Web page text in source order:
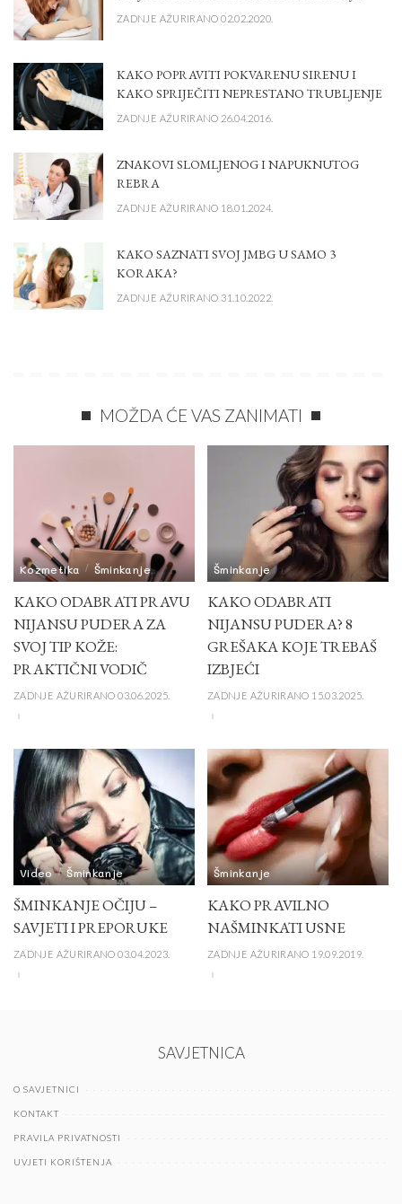
ZADNJE AŽURIRANO 02.02.2020.
KAKO POPRAVITI POKVARENU SIRENU I
KAKO SPRIJEČITI NEPRESTANO TRUBLJENJE
ZADNJE AŽURIRANO 26.04.2016.
ZNAKOVI SLOMLJENOG I NAPUKNUTOG
REBRA
ZADNJE AŽURIRANO 18.01.2024.
KAKO SAZNATI SVOJ JMBG U SAMO 3
KORAKA?
ZADNJE AŽURIRANO 31.10.2022.
MOŽDA ĆE VAS ZANIMATI
Kozmetika Šminkanje
KAKO ODABRATI PRAVU
NIJANSU PUDERA ZA
SVOJ TIP KOŽE:
PRAKTIČNI VODIČ
ZADNJE AŽURIRANO 03.06.2025.
Šminkanje
KAKO ODABRATI
NIJANSU PUDERA? 8
GREŠAKA KOJE TREBAŠ
IZBJEĆI
ZADNJE AŽURIRANO 15.03.2025.
Video Šminkanje
ŠMINKANJE OČIJU –
SAVJETI I PREPORUKE
ZADNJE AŽURIRANO 03.04.2023.
Šminkanje
KAKO PRAVILNO
NAŠMINKATI USNE
ZADNJE AŽURIRANO 19.09.2019.
SAVJETNICA
O SAVJETNICI
KONTAKT
PRAVILA PRIVATNOSTI
UVJETI KORIŠTENJA